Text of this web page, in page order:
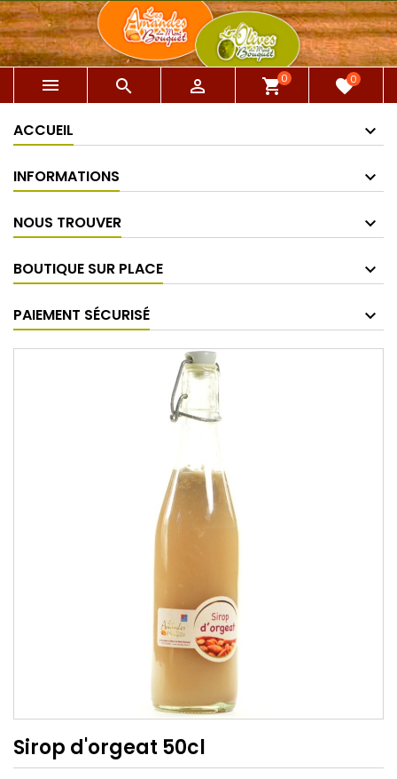
   shopping_cart0 favorite
0
ACCUEIL
INFORMATIONS
NOUS TROUVER
BOUTIQUE SUR PLACE
PAIEMENT SÉCURISÉ
Sirop d'orgeat 50cl